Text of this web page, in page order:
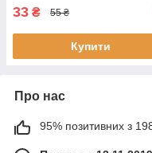
33 ₴ 55 ₴
Купити
Про нас
95% позитивних з